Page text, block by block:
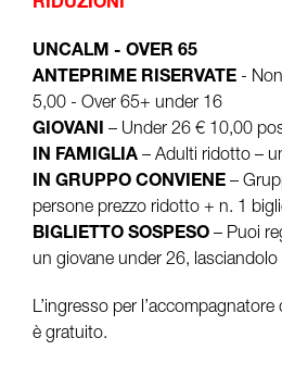
RIDUZIONI
UNCALM - OVER 65
ANTEPRIME RISERVATE -
5,00 - Over 65+ under 16
GIOVANI – Under 26 € 10,00
IN FAMIGLIA – Adulti ridotto –
IN GRUPPO CONVIENE –
persone prezzo ridotto + n. 1
BIGLIETTO SOSPESO – Puoi
un giovane under 26,
L’ingresso per
è gratuito.